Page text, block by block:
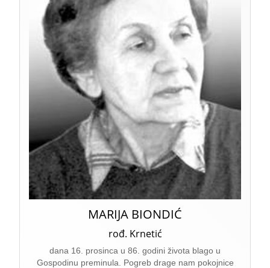
MARIJA BIONDIĆ
rođ. Krnetić
dana 16. prosinca u 86. godini života blago u
Gospodinu preminula. Pogreb drage nam pokojnice